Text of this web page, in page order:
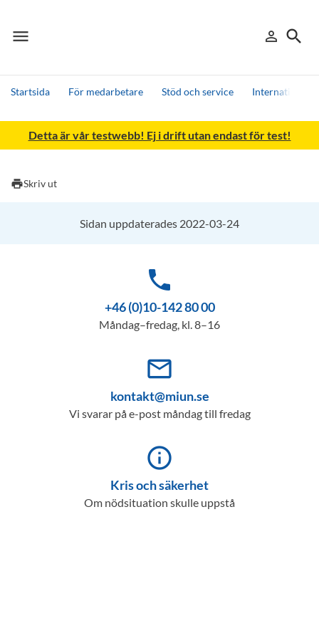
menu
Meny person_outline
Logga in
search
Sök
Startsida För medarbetare Stöd och service
Sök
Andra söktjänster
Detta är vår testwebb! Ej i drift utan endast för test!
printSkriv ut
Sidan uppdaterades 2022-03-24
phone
+46 (0)10-142 80 00
Måndag–fredag, kl. 8–16
mail_outline
kontakt@miun.se
Vi svarar på e-post måndag till fredag
info_outline
Kris och säkerhet
Om nödsituation skulle uppstå